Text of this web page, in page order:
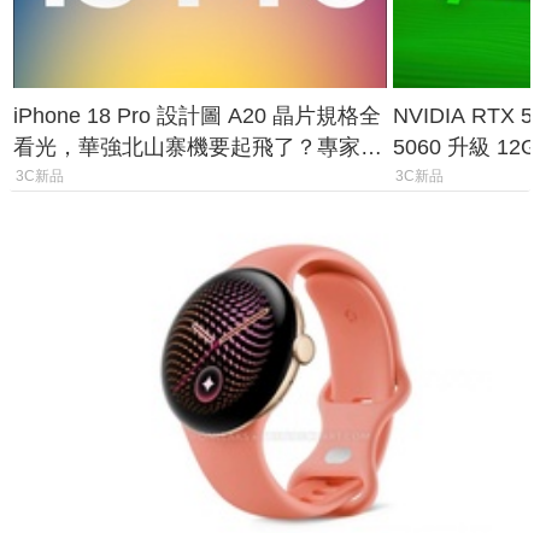
iPhone 18 Pro 設計圖 A20 晶片規格全
看光，華強北山寨機要起飛了？專家曝
山寨機無法復刻兩大關鍵
3C新品
NVIDIA RTX
5060 升級
次規格終於不
3C新品